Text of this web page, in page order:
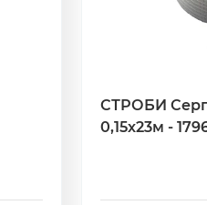
СТРОБИ
0,15х23м -